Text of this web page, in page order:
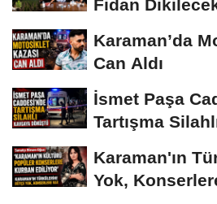
Fidan
Karaman’da
Can Aldı
İsmet Paşa
Tartışma
Karaman'ın
Yok,